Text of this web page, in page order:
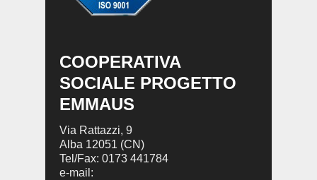
COOPERATIVA
SOCIALE PROGETTO
EMMAUS
Via Rattazzi, 9
Alba 12051 (CN)
Tel/Fax: 0173 441784
e-mail: